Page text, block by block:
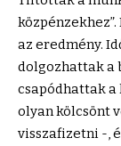
az eredmény.
dolgozhattak a
csapódhattak a
olyan kölcsönt
visszafizetni -,